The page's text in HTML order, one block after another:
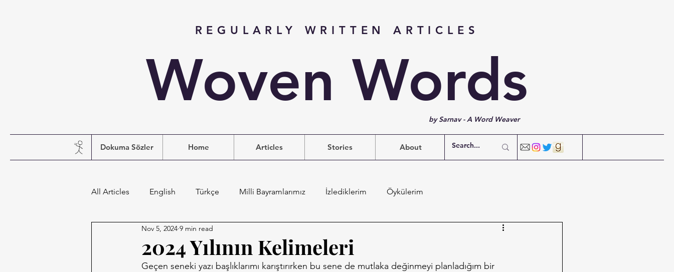
REGULARLY WRITTEN ARTICLES
Woven Words
by Sarnav - A Word Weaver
Dokuma Sözler Home Articles Stories About
All Articles English Türkçe Milli Bayramlarımız İzlediklerim Öykülerim
2024 Yılının Kelimeleri
Nov 5, 2024 9 min read
Geçen seneki yazı başlıklarımı karıştırırken bu sene de mutlaka değinmeyi planladığım bir